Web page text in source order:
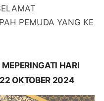
PEMUDA YANG KE
HARI
OKTOBER 2024